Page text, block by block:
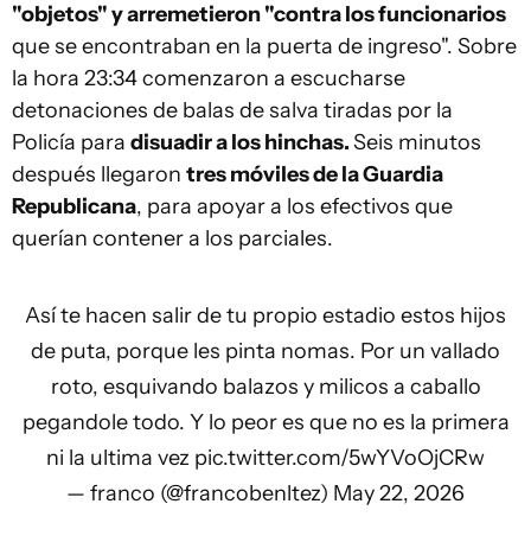
"objetos" y arremetieron "contra los funcionarios
que se encontraban en la puerta de ingreso". Sobre
la hora 23:34 comenzaron a escucharse
detonaciones de balas de salva tiradas por la
Policía para disuadir a los hinchas.Seis minutos
después llegaron tres móviles de la Guardia
Republicana, para apoyar a los efectivos que
querían contener a los parciales.
Así te hacen salir de tu propio estadio estos hijos
de puta, porque les pinta nomas. Por un vallado
roto, esquivando balazos y milicos a caballo
pegandole todo. Y lo peor es que no es la primera
ni la ultima vez pic.twitter.com/5wYVoOjCRw
— franco (@francobenltez) May 22, 2026